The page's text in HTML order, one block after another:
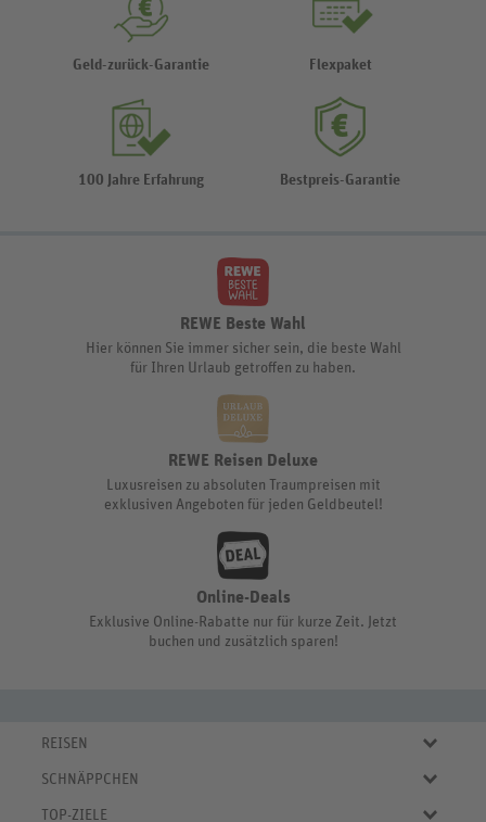
Geld-zurück-Garantie Flexpaket
100 Jahre Erfahrung Bestpreis-Garantie
REWE Beste Wahl
Hier können Sie immer sicher sein, die beste Wahl
für Ihren Urlaub getroffen zu haben.
REWE Reisen Deluxe
Luxusreisen zu absoluten Traumpreisen mit
exklusiven Angeboten für jeden Geldbeutel!
Online-Deals
Exklusive Online-Rabatte nur für kurze Zeit. Jetzt
buchen und zusätzlich sparen!
REISEN
Eigene Anreise
Städtereisen
SCHNÄPPCHEN
TOP-ZIELE